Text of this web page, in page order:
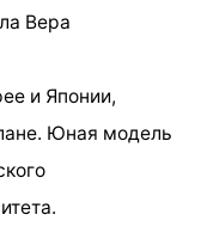
Вера
и Японии,
Юная модель